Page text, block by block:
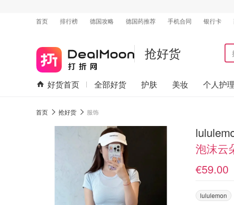
首页
排行榜 德国攻略 德国药推荐 手机合同 银行卡
抢好货
好货首页 全部好货 护肤 美妆 个人护理
首页 抢好货 服饰
泡沫云
€59.00
lululemon